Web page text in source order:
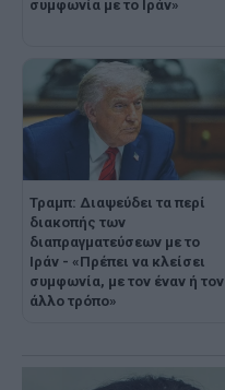
συμφωνία με το Ιράν»
Τραμπ: Διαψεύδει τα περί
διακοπής των
διαπραγματεύσεων με το
Ιράν - «Πρέπει να κλείσει
συμφωνία, με τον έναν ή τον
άλλο τρόπο»